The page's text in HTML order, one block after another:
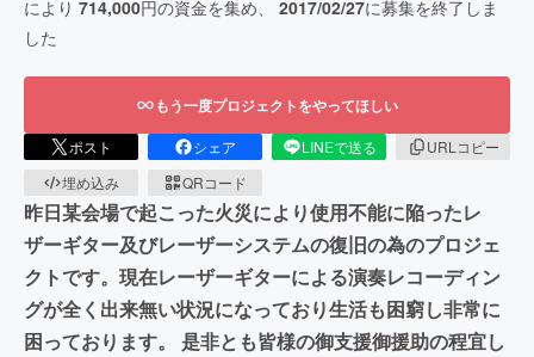
により 714,000円の資金を集め、 2017/02/27に募集を終了しま
した
もう一度プロジェクトをやってほしい
ポスト シェア LINEで送る
URLコピー
埋め込み
QRコード
昨日某会場で起こった火災により使用不能に陥ったレ
ザーギター及びレーザーシステムの復旧の為のプロジェ
クトです。現在レーザーギターによる演奏レコーディン
グが全く出来無い状況になっており生活も困窮し非常に
困っております。 是非とも皆様の御支援御援助の程宜し